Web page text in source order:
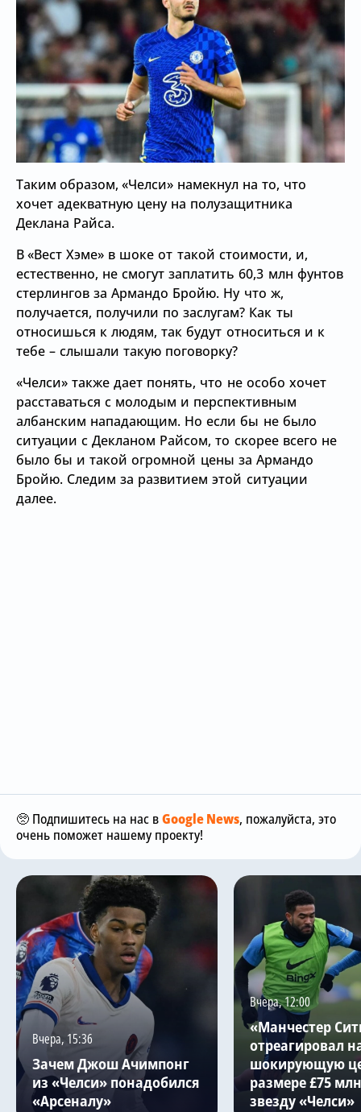
Таким образом, «Челси» намекнул на то, что
хочет адекватную цену на полузащитника
Деклана Райса.
В«Вест Хэме» в шоке от такой стоимости, и,
естественно, не смогут заплатить 60,3 млн фунтов
стерлингов за Армандо Бройю. Ну что ж,
получается, получили по заслугам? Как ты
относишься к людям, так будут относиться и к
тебе – слышали такую поговорку?
«Челси» также дает понять, что не особо хочет
расставаться с молодым и перспективным
албанским нападающим. Но если бы не было
ситуации с Декланом Райсом, то скорее всего не
было бы и такой огромной цены за Армандо
Бройю. Следим за развитием этой ситуации
далее.
🥺 Подпишитесь на нас вGoogle News, пожалуйста, это
очень поможет нашему проекту!
Вчера, 15:36
Зачем Джош Ачимпонг
из «Челси» понадобился
«Арсеналу»
Вчера, 12:00
«Манчестер
отреагировал
шокирующую
размере £75
звезду «Челси»